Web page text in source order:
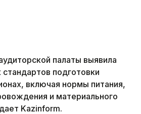
палаты выявила
подготовки
включая нормы питания,
и материального
Kazinform.